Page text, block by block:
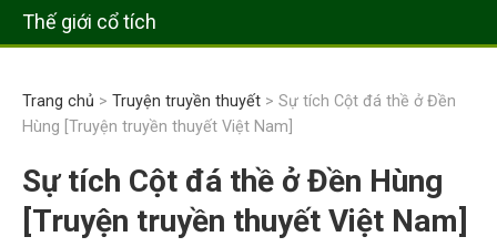
Thế giới cổ tích
Trang chủ > Truyện truyền thuyết > Sự tích Cột đá thề ở Đền
Hùng [Truyện truyền thuyết Việt Nam]
Sự tích Cột đá thề ở Đền Hùng
[Truyện truyền thuyết Việt Nam]